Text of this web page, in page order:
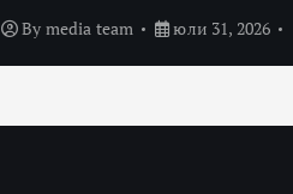
By media team юли 31, 2026